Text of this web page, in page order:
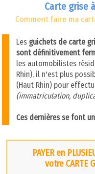
Carte grise
Comment faire ma
Les guichets de carte
sont définitivement
les automobilistes
Rhin), il n'est plus
(Haut Rhin) pour
(immatriculation,
Ces dernières se font
PAYER en
votre CARTE